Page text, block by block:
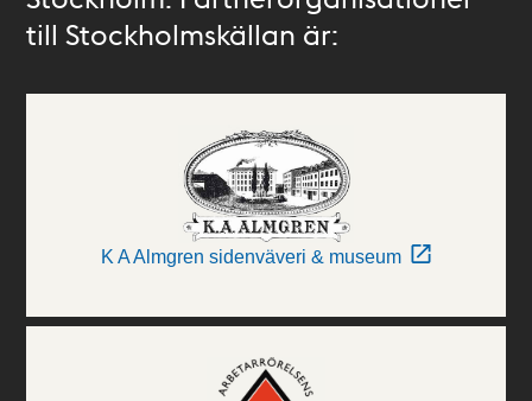
till Stockholmskällan är:
K A Almgren sidenväveri & museum